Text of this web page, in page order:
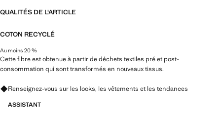
QUALITÉS DE L'ARTICLE
COTON RECYCLÉ
Au moins 20 %
Cette fibre est obtenue à partir de déchets textiles pré et post-
consommation qui sont transformés en nouveaux tissus.
Renseignez-vous sur les looks, les vêtements et les tendances
ASSISTANT